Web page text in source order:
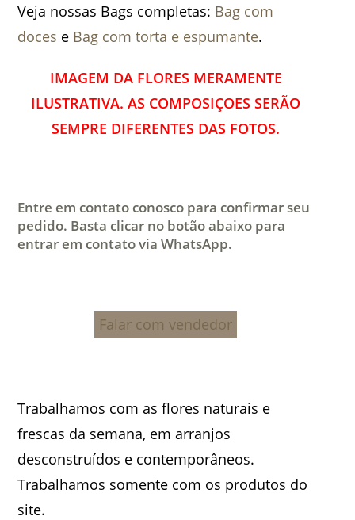
Veja nossas Bags completas: Bag com
doces e Bag com torta e espumante.
IMAGEM DA FLORES MERAMENTE
ILUSTRATIVA. AS COMPOSIÇOES SERÃO
SEMPRE DIFERENTES DAS FOTOS.
Entre em contato conosco para confirmar seu
pedido. Basta clicar no botão abaixo para
entrar em contato via WhatsApp.
Falar com vendedor
Trabalhamos com as flores naturais e
frescas da semana, em arranjos
desconstruídos e contemporâneos.
Trabalhamos somente com os produtos do
site.